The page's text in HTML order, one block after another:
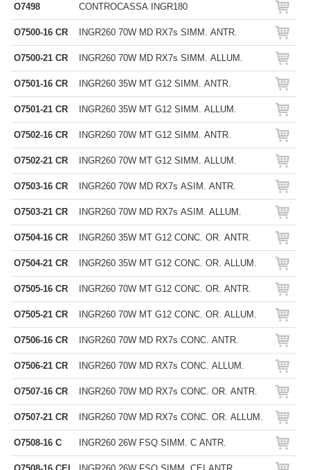
O7498 CONTROCASSA INGR180
O7500-16 CR INGR260 70W MD RX7s SIMM. ANTR.
O7500-21 CR INGR260 70W MD RX7s SIMM. ALLUM.
O7501-16 CR INGR260 35W MT G12 SIMM. ANTR.
O7501-21 CR INGR260 35W MT G12 SIMM. ALLUM.
O7502-16 CR INGR260 70W MT G12 SIMM. ANTR.
O7502-21 CR INGR260 70W MT G12 SIMM. ALLUM.
O7503-16 CR INGR260 70W MD RX7s ASIM. ANTR.
O7503-21 CR INGR260 70W MD RX7s ASIM. ALLUM.
O7504-16 CR INGR260 35W MT G12 CONC. OR. ANTR.
O7504-21 CR INGR260 35W MT G12 CONC. OR. ALLUM.
O7505-16 CR INGR260 70W MT G12 CONC. OR. ANTR.
O7505-21 CR INGR260 70W MT G12 CONC. OR. ALLUM.
O7506-16 CR INGR260 70W MD RX7s CONC. ANTR.
O7506-21 CR INGR260 70W MD RX7s CONC. ALLUM.
O7507-16 CR INGR260 70W MD RX7s CONC. OR. ANTR.
O7507-21 CR INGR260 70W MD RX7s CONC. OR. ALLUM.
O7508-16 C INGR260 26W FSQ SIMM. C ANTR.